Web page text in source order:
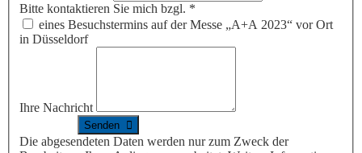
Bitte kontaktieren Sie mich bzgl. *
eines Besuchstermins auf der Messe „A+A 2023“ vor Ort
in Düsseldorf
Ihre Nachricht
Die abgesendeten Daten werden nur zum Zweck der